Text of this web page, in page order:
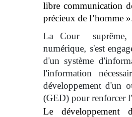
libre communication
précieux de l’homme
La Cour suprême,
numérique, s'est
d'un système
l'information
développement d'un
(GED) pour renforcer
Le